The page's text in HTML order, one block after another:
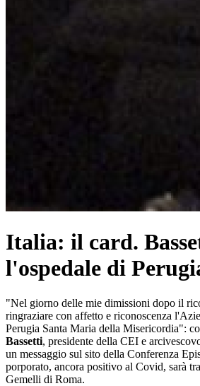
Italia: il card.
l'ospedale di
"Nel giorno delle mie dimissioni dopo il
ringraziare con affetto e riconoscenza
Perugia Santa Maria della Misericordia":
Bassetti, presidente della CEI e
un messaggio sul sito della Conferenza
porporato, ancora positivo al Covid, sarà
Gemelli di Roma.